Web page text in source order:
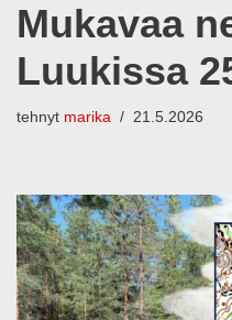
Mukavaa
Luukissa
tehnyt marika 21.5.2026